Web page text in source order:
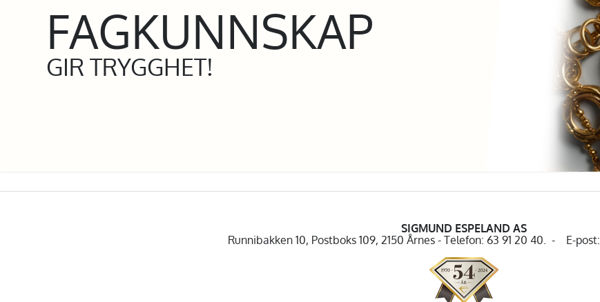
FAGKUNNSKAP
GIR TRYGGHET!
SIGMUND ESPELAND AS
Runnibakken 10, Postboks 109, 2150 Årnes - Telefon: 63 91 20 40. - E-post: